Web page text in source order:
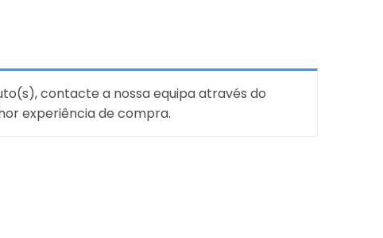
contacte a nossa equipa através do
experiência de compra.